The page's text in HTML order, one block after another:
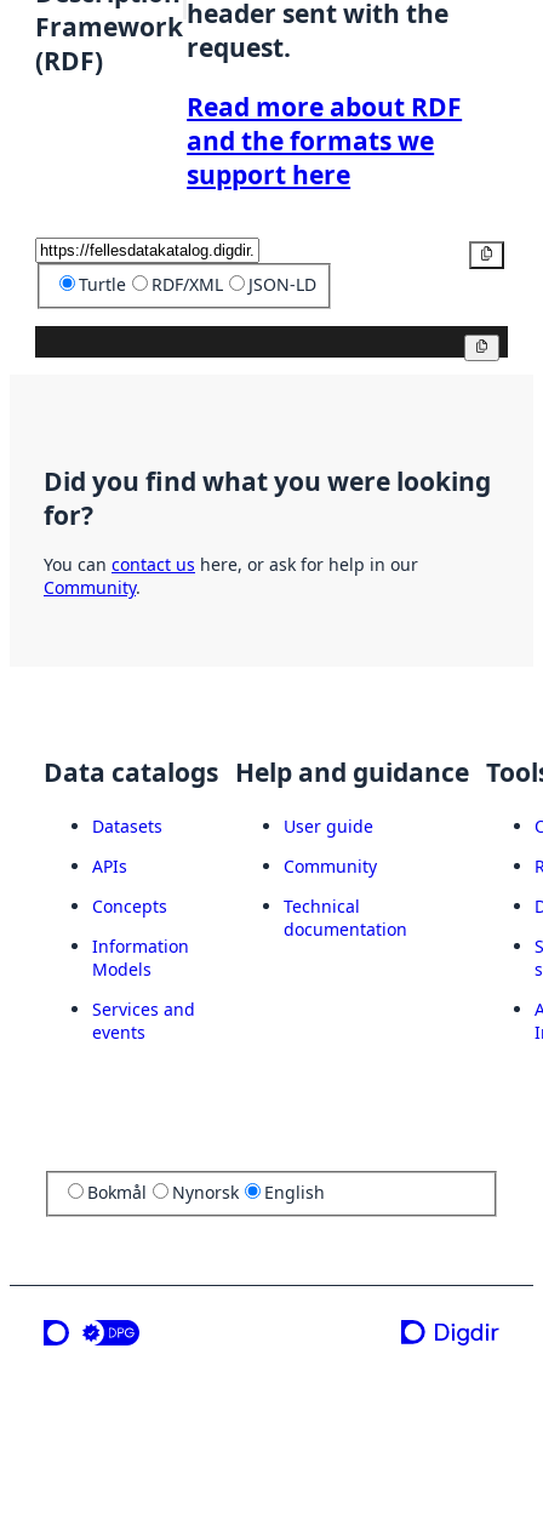
Framework
(RDF)
header sent with the
request.
Read more about RDF
and the formats we
support here
Turtle RDF/XML JSON-LD
Did you find what you were looking
for?
You can contact us here, or ask for help in our
Community.
Data catalogs
Datasets
APIs
Concepts
Information
Models
Services and
events
Help and guidance
User guide
Community
Technical
documentation
Bokmål Nynorsk English